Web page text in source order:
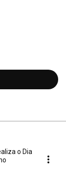
o Dia